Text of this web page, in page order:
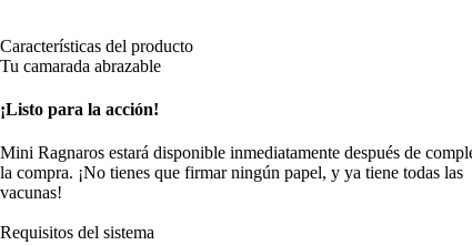
Características del producto
Tu camarada abrazable
¡Listo para la acción!
Mini Ragnaros estará disponible inmediatamente después de
la compra. ¡No tienes que firmar ningún papel, y ya tiene todas las
vacunas!
Requisitos del sistema